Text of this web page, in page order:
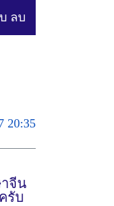
ลบ
20:35
จีน
รับ